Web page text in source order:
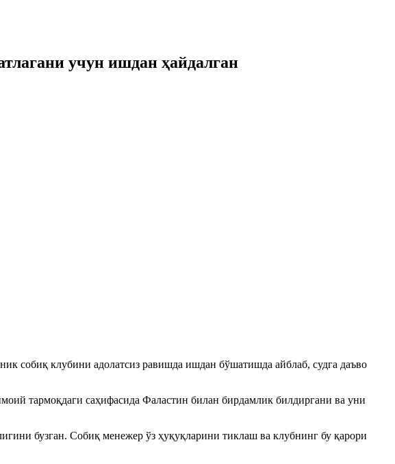
учун ишдан ҳайдалган
собиқ клубини адолатсиз равишда ишдан бўшатишда айблаб, судга даъво
тармоқдаги саҳифасида Фаластин билан бирдамлик билдиргани ва уни
бузган. Собиқ менежер ўз ҳуқуқларини тиклаш ва клубнинг бу қарори